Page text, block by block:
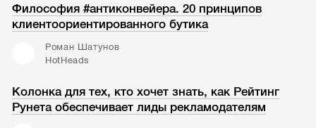
Философия #антиконвейера. 20 принципов
клиентоориентированного бутика
Роман Шатунов
HotHeads
Колонка для тех, кто хочет знать, как Рейтинг
Рунета обеспечивает лиды рекламодателям